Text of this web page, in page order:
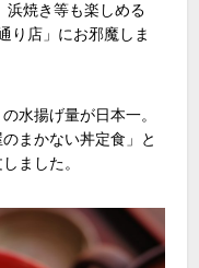
浜焼き等も楽しめる
り店」にお邪魔しま
水揚げ量が日本一。
まかない丼定食」と
ました。